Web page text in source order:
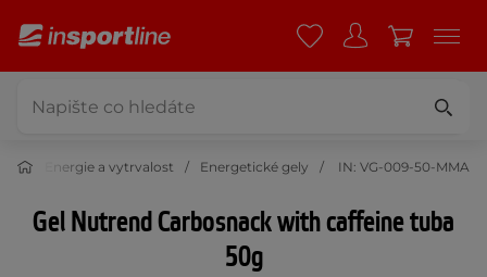
Energie a vytrvalost Energetické gely IN: VG-009-50-MMA
Gel Nutrend Carbosnack with caffeine tuba
50g